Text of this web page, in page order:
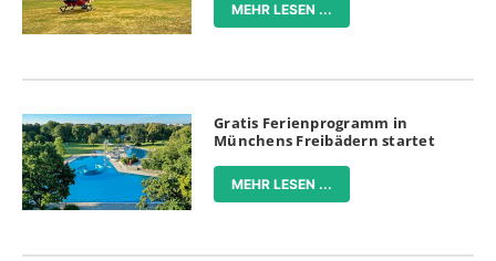
MEHR LESEN ...
Gratis Ferienprogramm in
Münchens Freibädern startet
MEHR LESEN ...